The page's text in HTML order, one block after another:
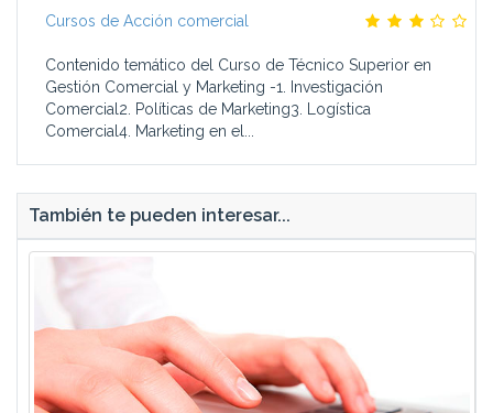
Cursos de Acción comercial
Contenido temático del Curso de Técnico Superior en
Gestión Comercial y Marketing -1. Investigación
Comercial2. Políticas de Marketing3. Logística
Comercial4. Marketing en el...
También te pueden interesar...